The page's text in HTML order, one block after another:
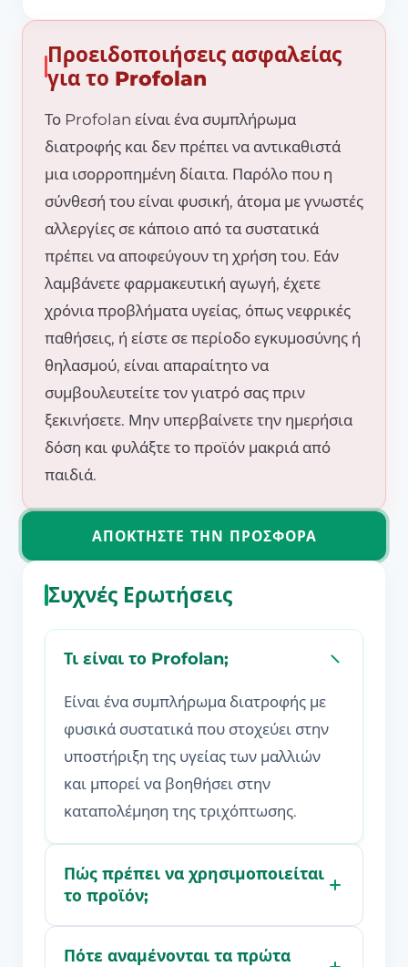
Προειδοποιήσεις ασφαλείας
για το Profolan
Το Profolan είναι ένα συμπλήρωμα
διατροφής και δεν πρέπει να αντικαθιστά
μια ισορροπημένη δίαιτα. Παρόλο που η
σύνθεσή του είναι φυσική, άτομα με γνωστές
αλλεργίες σε κάποιο από τα συστατικά
πρέπει να αποφεύγουν τη χρήση του. Εάν
λαμβάνετε φαρμακευτική αγωγή, έχετε
χρόνια προβλήματα υγείας, όπως νεφρικές
παθήσεις, ή είστε σε περίοδο εγκυμοσύνης ή
θηλασμού, είναι απαραίτητο να
συμβουλευτείτε τον γιατρό σας πριν
ξεκινήσετε. Μην υπερβαίνετε την ημερήσια
δόση και φυλάξτε το προϊόν μακριά από
παιδιά.
ΑΠΟΚΤΉΣΤΕ ΤΗΝ ΠΡΟΣΦΟΡΆ
Συχνές Ερωτήσεις
Τι είναι το Profolan;
Είναι ένα συμπλήρωμα διατροφής με
φυσικά συστατικά που στοχεύει στην
υποστήριξη της υγείας των μαλλιών
και μπορεί να βοηθήσει στην
καταπολέμηση της τριχόπτωσης.
Πώς πρέπει να χρησιμοποιείται
το προϊόν;
Πότε αναμένονται τα πρώτα